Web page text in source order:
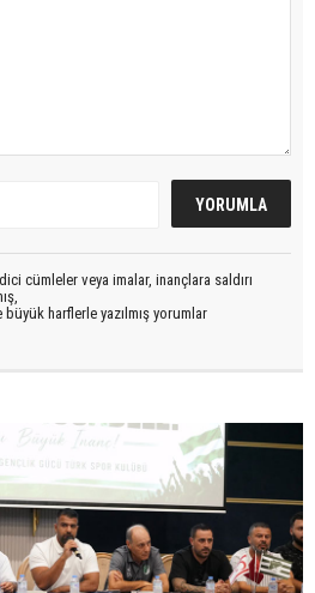
cümleler veya imalar, inançlara saldırı
harflerle yazılmış yorumlar